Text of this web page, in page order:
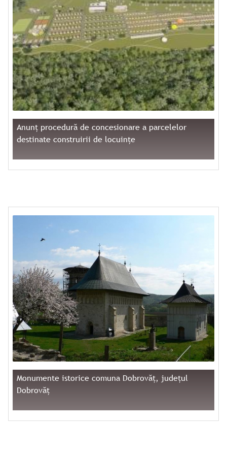
Anunț procedură de concesionare a parcelelor
destinate construirii de locuințe
Monumente istorice comuna Dobrovăț, județul
Dobrovăț